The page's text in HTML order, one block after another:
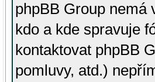
phpBB Group nemá
kdo a kde spravuje
kontaktovat phpBB
pomluvy, atd.)